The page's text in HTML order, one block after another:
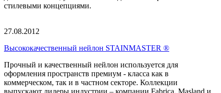
стилевыми концепциями.
27.08.2012
Высококачественный нейлон STAINMASTER ®
Прочный и качественный нейлон используется для
оформления пространств премиум - класса как в
коммерческом, так и в частном секторе. Коллекции
выпускают лидеры индустрии – компании Fabrica, Masland и